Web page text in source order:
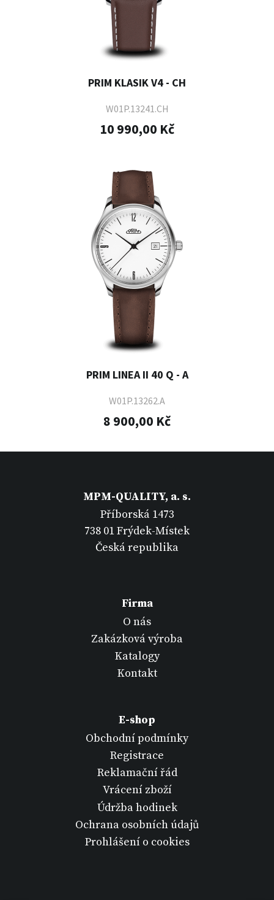
PRIM KLASIK V4 - CH
W01P.13241.CH
10 990,00 Kč
PRIM LINEA II 40 Q - A
W01P.13262.A
8 900,00 Kč
MPM-QUALITY, a. s.
Příborská 1473
738 01 Frýdek-Místek
Česká republika
Firma
O nás
Zakázková výroba
Katalogy
Kontakt
E-shop
Obchodní podmínky
Registrace
Reklamační řád
Vrácení zboží
Údržba hodinek
Ochrana osobních údajů
Prohlášení o cookies